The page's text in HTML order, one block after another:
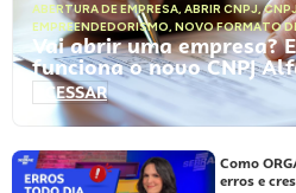
ABERTURA DE EMPRESA, ABRIR CNPJ,
EMPREENDEDORISMO, NOVO FORMATO
Vai abrir uma empresa?
funciona o novo CNPJ
ACESSAR
Como
erros e